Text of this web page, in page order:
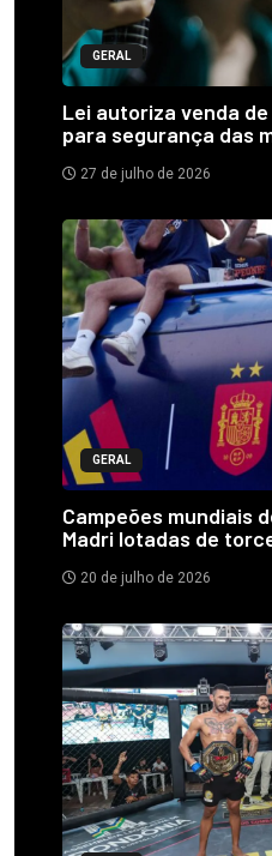
GERAL
Lei autoriza venda
para segurança das
27 de julho de 2026
GERAL
Campeões mundiais
Madri lotadas de
20 de julho de 2026